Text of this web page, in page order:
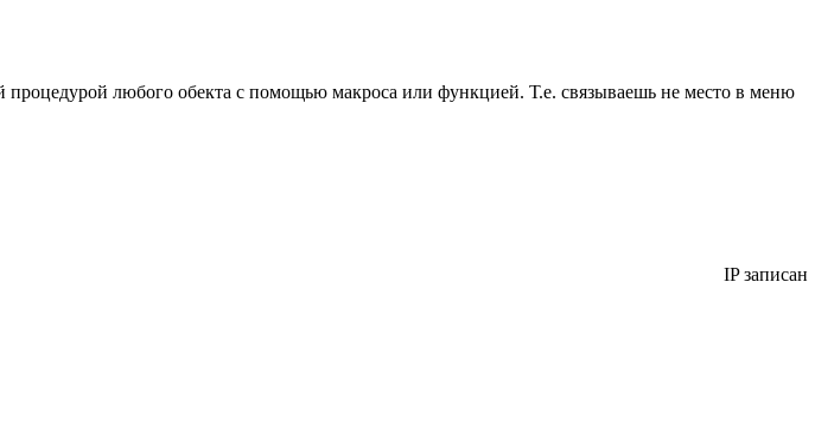
любого обекта с помощью макроса или функцией. Т.е. связываешь не место в меню
IP записан